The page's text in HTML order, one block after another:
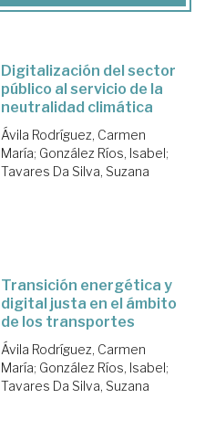
Digitalización del sector
público al servicio de la
neutralidad climática
Ávila Rodríguez, Carmen
María; González Ríos, Isabel;
Tavares Da Silva, Suzana
Transición energética y
digital justa en el ámbito
de los transportes
Ávila Rodríguez, Carmen
María; González Ríos, Isabel;
Tavares Da Silva, Suzana